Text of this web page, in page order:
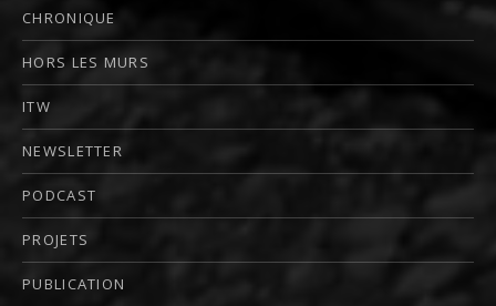
CHRONIQUE
HORS LES MURS
ITW
NEWSLETTER
PODCAST
PROJETS
PUBLICATION